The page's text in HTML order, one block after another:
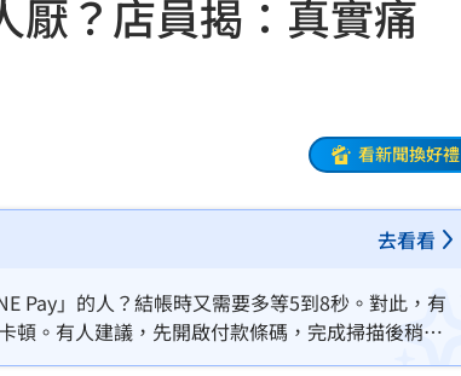
厭？店員揭：真實痛
看新聞換好禮
去看看
Pay」的人？結帳時又需要多等5到8秒。對此，有
頓。有人建議，先開啟付款條碼，完成掃描後稍作
持找零錢的客人，錢包跟無底洞一樣一直撈。